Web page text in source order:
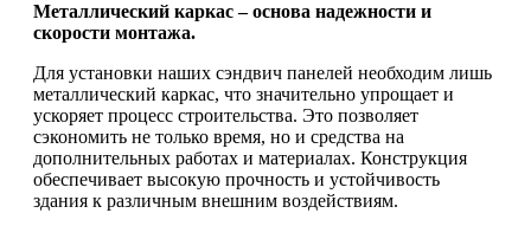
Металлический каркас – основа надежности и
скорости монтажа.
Для установки наших сэндвич панелей необходим лишь
металлический каркас, что значительно упрощает и
ускоряет процесс строительства. Это позволяет
сэкономить не только время, но и средства на
дополнительных работах и материалах. Конструкция
обеспечивает высокую прочность и устойчивость
здания к различным внешним воздействиям.